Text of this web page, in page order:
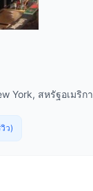
York, สหรัฐอเมริกา
ว)